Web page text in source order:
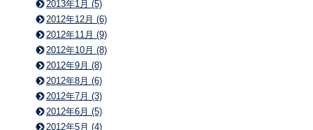
2013年1月 (5)
2012年12月 (6)
2012年11月 (9)
2012年10月 (8)
2012年9月 (8)
2012年8月 (6)
2012年7月 (3)
2012年6月 (5)
2012年5月 (4)